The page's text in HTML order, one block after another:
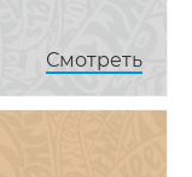
Смотреть